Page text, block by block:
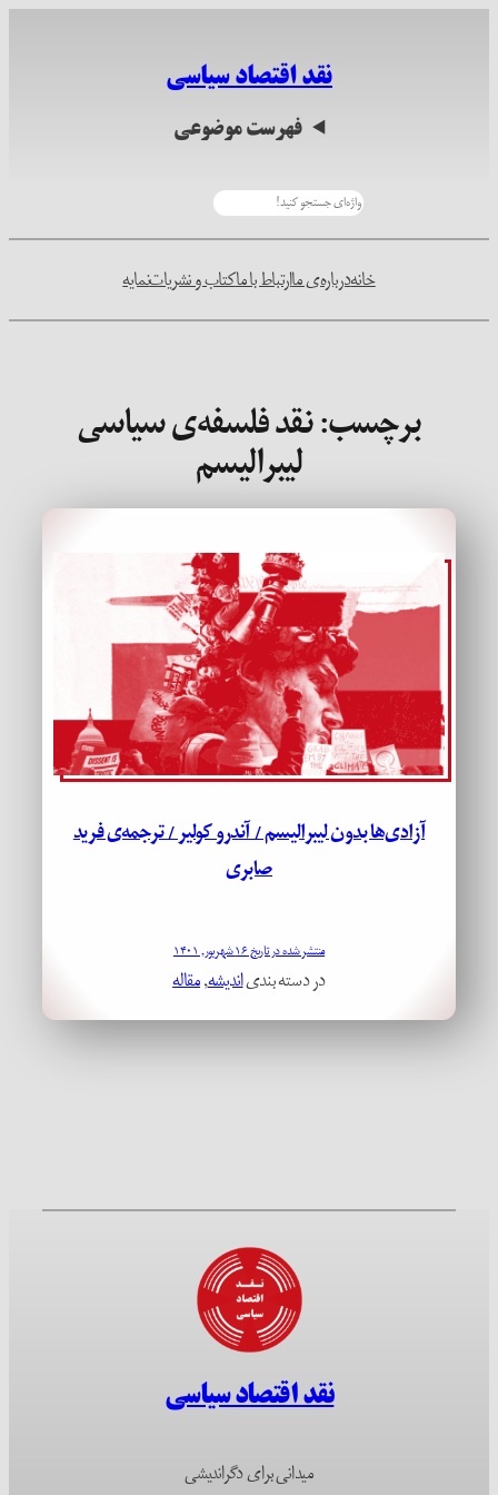
نقد اقتصاد سیاسی
فهرست موضوعی
خانهدرباره‌ی ماارتباط با ماکتاب و نشریاتنمایه
برچسب:نقد فلسفه‌ی سیاسی
لیبرالیسم
آزادی‌ها بدون لیبرالیسم / آندرو کولیر / ترجمه‌ی فرید
صابری
منتشر شده در تاریخ ۱۶ شهریور, ۱۴۰۱
در دسته بندیاندیشه, مقاله
نقد اقتصاد سیاسی
میدانی برای دگراندیشی